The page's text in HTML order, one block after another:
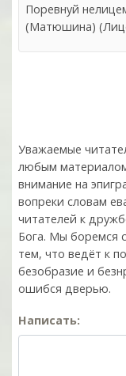
Поревнуй
(Матюшина)
Уважаемые
любым
внимание на
вопреки словам
читателей к
Бога. Мы боремся
тем, что ведёт к
безобразие и
ошибся дверью.
Написать: